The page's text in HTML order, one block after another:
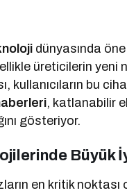
dünyasında
üreticilerin yeni
kullanıcıların bu
, katlanabilir
gösteriyor.
Büyük
en kritik